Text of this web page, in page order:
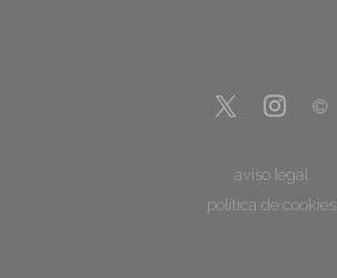
aviso legal
política de cookies